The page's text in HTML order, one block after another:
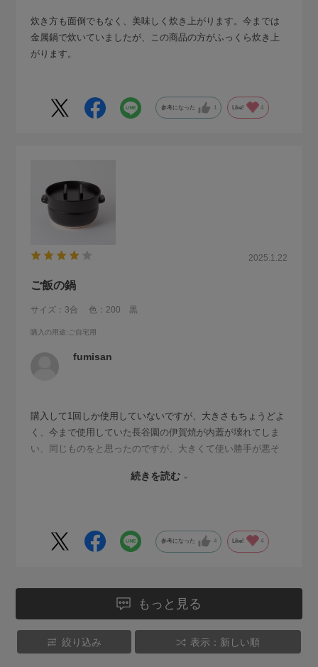
炊き方も面倒でもなく、美味しく炊き上がります。今までは
金属鍋で炊いていましたが、この商品の方がふっくら炊き上
がります。
参考になった 1 Like! 4
2025.1.22
ご飯の鍋
サイズ：3合 色：200 黒
購入の用途:ご自宅用
fumisan
購入して1回しか使用していないですが、大きさもちょうどよ
く、今まで使用していた長谷園の伊賀焼が内蓋が壊れてしま
い、同じものをと思ったのですが、大きくて使い勝手が悪そ
ら弱火にして、5分間炊くと説明がありましたが、今までと同
続きを読む
参考になった 4 Like! 4
もっと見る
絞り込み 表示：新しい順